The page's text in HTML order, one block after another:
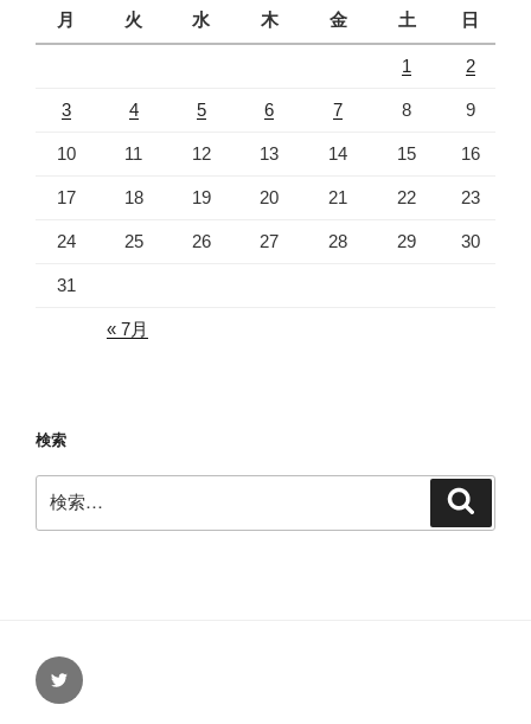
月
火 水 木 金 土 日
1 2
3 4 5 6 7 8 9
10 11 12 13 14 15 16
17 18 19 20 21 22 23
24 25 26 27 28 29 30
31
« 7月
検索
索:
Twitter